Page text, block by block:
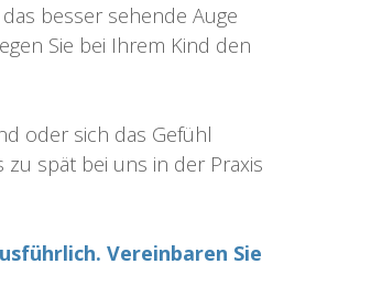
besser sehende Auge
Sie bei Ihrem Kind den
oder sich das Gefühl
spät bei uns in der Praxis
Vereinbaren Sie